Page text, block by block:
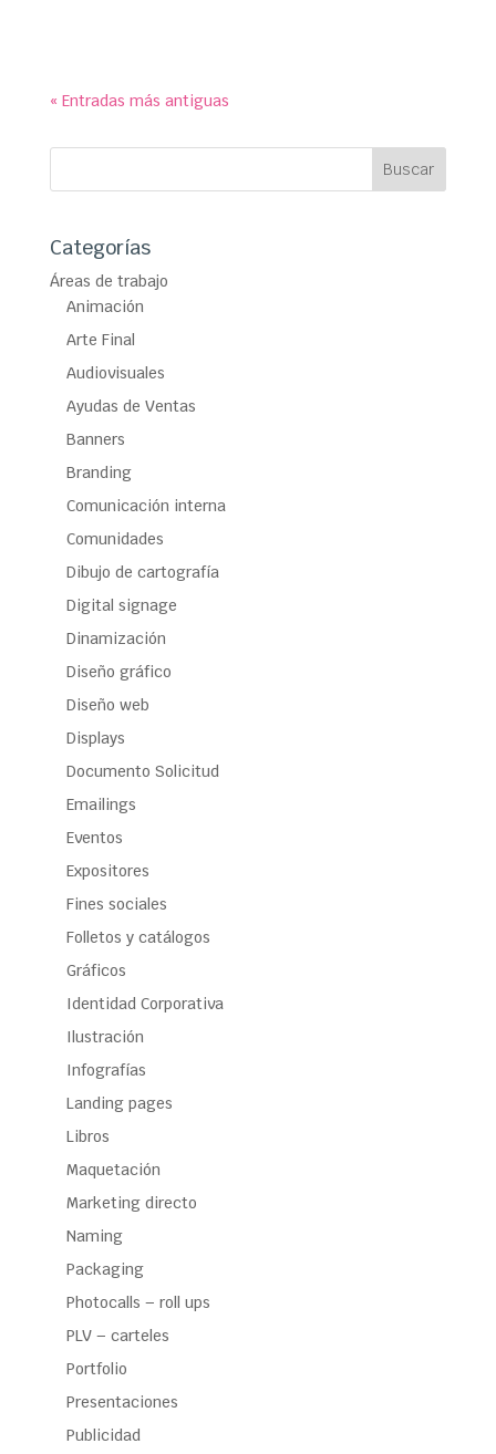
« Entradas más antiguas
Categorías
Áreas de trabajo
Animación
Arte Final
Audiovisuales
Ayudas de Ventas
Banners
Branding
Comunicación interna
Comunidades
Dibujo de cartografía
Digital signage
Dinamización
Diseño gráfico
Diseño web
Displays
Documento Solicitud
Emailings
Eventos
Expositores
Fines sociales
Folletos y catálogos
Gráficos
Identidad Corporativa
Ilustración
Infografías
Landing pages
Libros
Maquetación
Marketing directo
Naming
Packaging
Photocalls – roll ups
PLV – carteles
Portfolio
Presentaciones
Publicidad